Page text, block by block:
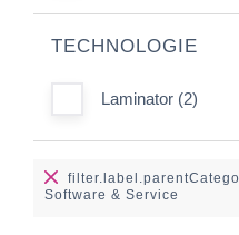
TECHNOLOGIE
Laminator (2)
Software & Service